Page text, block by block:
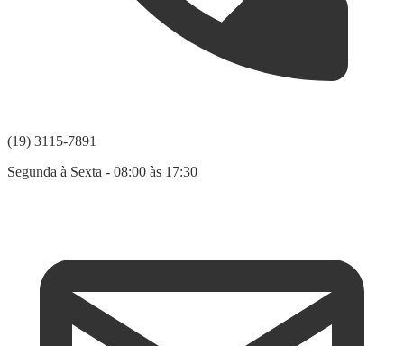
(19) 3115-7891
Segunda à Sexta - 08:00 às 17:30